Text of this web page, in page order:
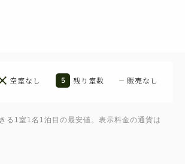
空室なし 5 残り室数 販売なし
る1室1名1泊目の最安値。表示料金の通貨は